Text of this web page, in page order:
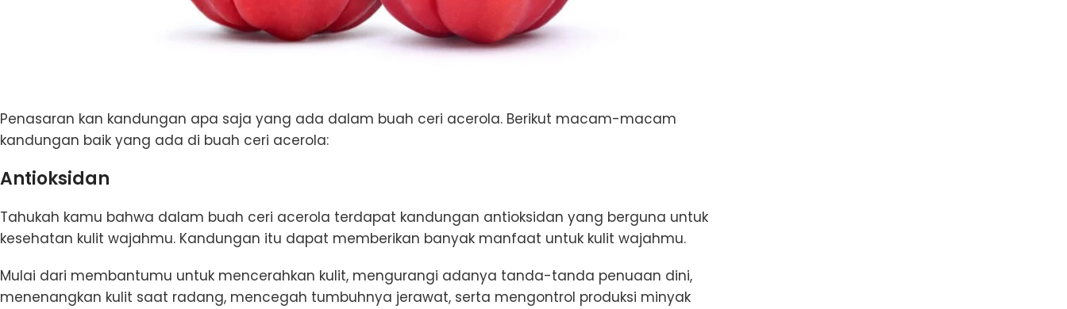
Penasaran kan kandungan apa saja yang ada dalam buah ceri acerola. Berikut macam-macam
kandungan baik yang ada di buah ceri acerola:
Antioksidan
Tahukah kamu bahwa dalam buah ceri acerola terdapat kandungan antioksidan yang berguna untuk
kesehatan kulit wajahmu. Kandungan itu dapat memberikan banyak manfaat untuk kulit wajahmu.
Mulai dari membantumu untuk mencerahkan kulit, mengurangi adanya tanda-tanda penuaan dini,
menenangkan kulit saat radang, mencegah tumbuhnya jerawat, serta mengontrol produksi minyak